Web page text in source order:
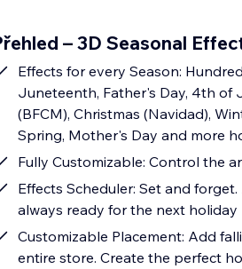
– 3D Seasonal
Effects for every Season:
Juneteenth, Father's Day, 4th of
(BFCM), Christmas (Navidad),
Spring, Mother's Day and more
Fully Customizable: Control the
Effects Scheduler: Set and
always ready for the next holiday
Customizable Placement: Add
entire store. Create the perfect